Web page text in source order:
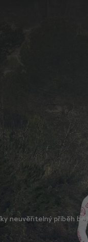
neuvěřitelný příběh